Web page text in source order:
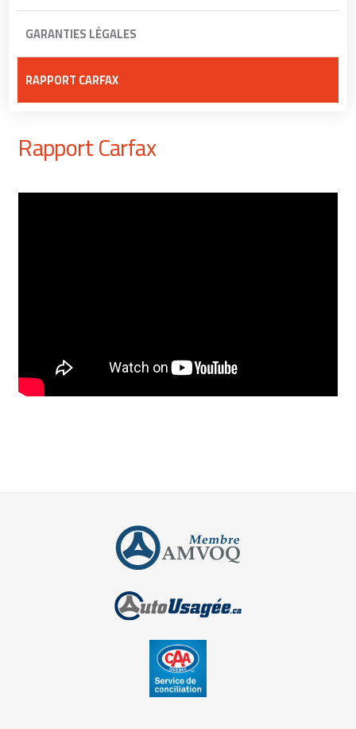
GARANTIES LÉGALES
RAPPORT CARFAX
Rapport Carfax